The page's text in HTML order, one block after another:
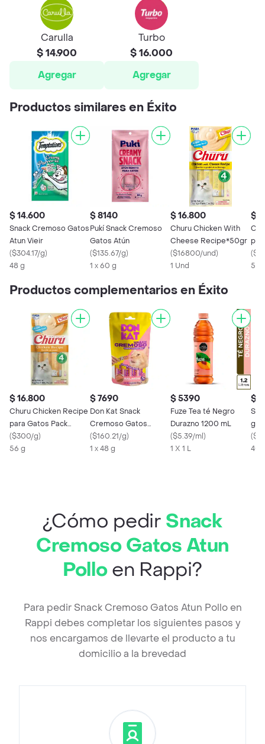
Carulla
$ 14.900
Agregar
Turbo
$ 16.000
Agregar
Productos similares en Éxito
$ 14.600
Snack Cremoso Gatos
Atun Vieir
($304.17/g)
48 g
$ 8140
Pukí Snack Cremoso
Gatos Atún
($135.67/g)
1 x 60 g
$ 16.800
Churu Chicken With
Cheese Recipe*50gr
($16800/und)
1 Und
$
(
56
Productos complementarios en Éxito
$ 16.800
Churu Chicken Recipe
para Gatos Pack
4x56g
($300/g)
56 g
$ 7690
Don Kat Snack
Cremoso Gatos
Salmón
($160.21/g)
1 x 48 g
$ 5390
Fuze Tea té Negro
Durazno 1200 mL
($5.39/ml)
1 X 1 L
$
(
40
¿Cómo pedir Snack
Cremoso Gatos Atun
Polloen Rappi?
Para pedir Snack Cremoso Gatos Atun Pollo en
Rappi debes completar los siguientes pasos y
nos encargamos de llevarte el producto a tu
domicilio a la brevedad